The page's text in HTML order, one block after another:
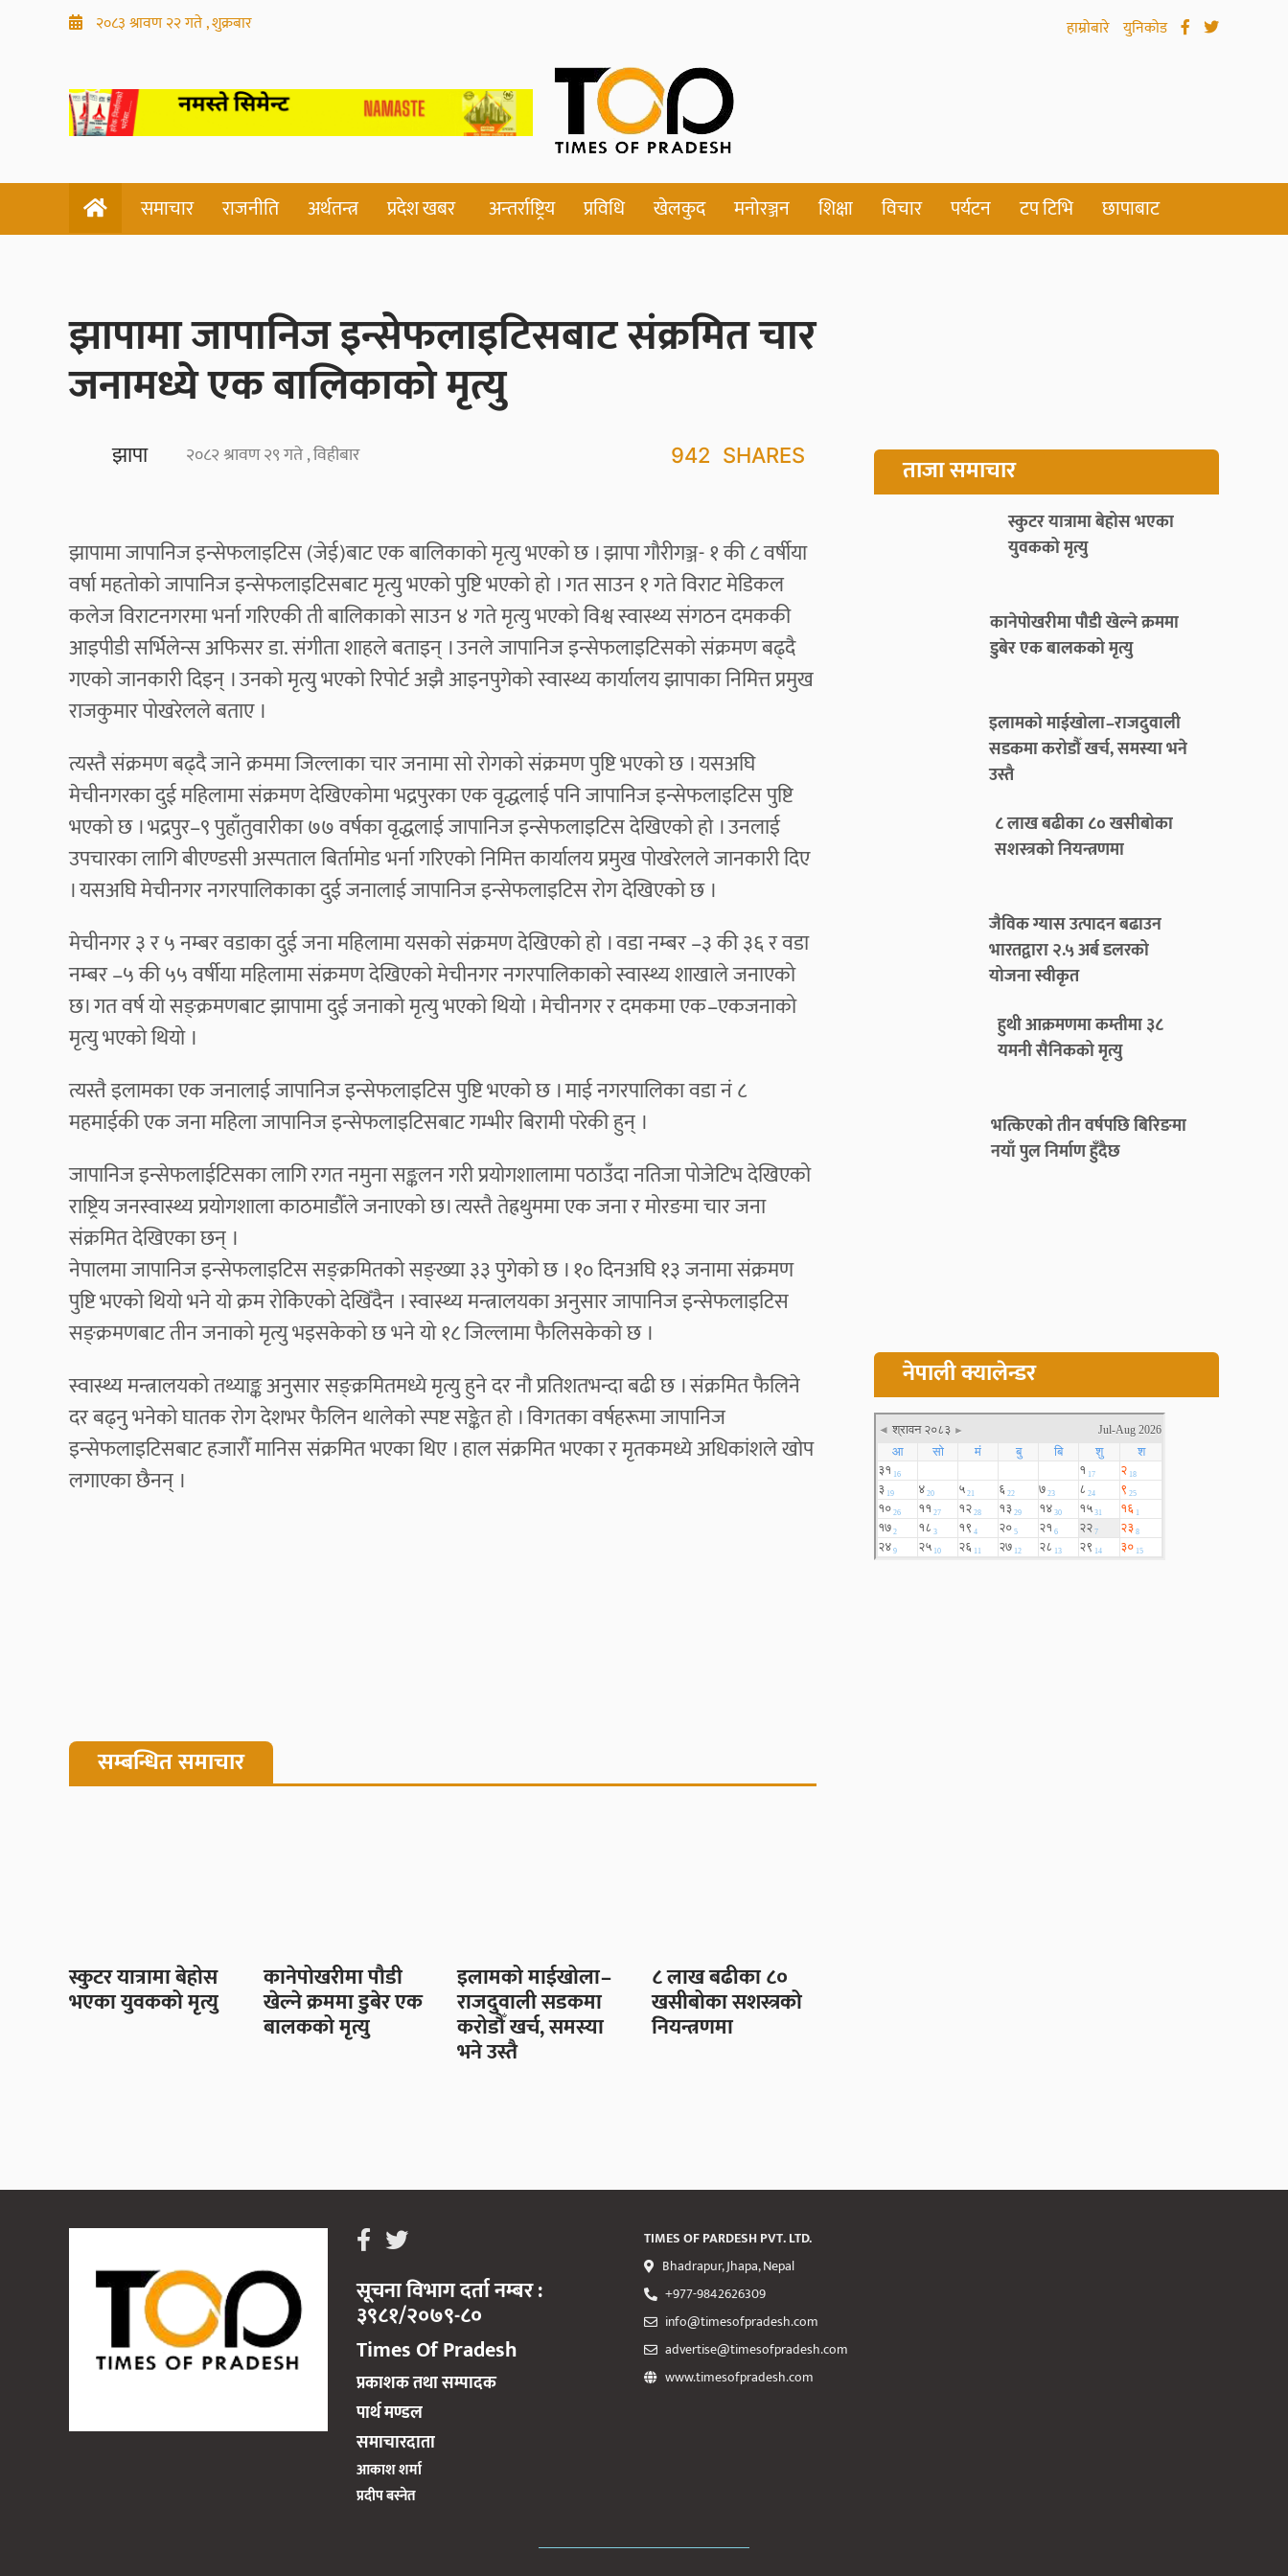
२०८३ श्रावण २२ गते , शुक्रबार हाम्रोबारे युनिकोड
समाचार राजनीति अर्थतन्त्र प्रदेश खबर अन्तर्राष्ट्रिय प्रविधि खेलकुद मनोरञ्जन शिक्षा विचार पर्यटन टप टिभि छापाबाट
झापामा जापानिज इन्सेफलाइटिसबाट संक्रमित चार
जनामध्ये एक बालिकाको मृत्यु
झापा २०८२ श्रावण २९ गते , विहीबार 942 SHARES
झापामा जापानिज इन्सेफलाइटिस (जेई)बाट एक बालिकाको मृत्यु भएको छ । झापा गौरीगञ्ज- १ की ८ वर्षीया
वर्षा महतोको जापानिज इन्सेफलाइटिसबाट मृत्यु भएको पुष्टि भएको हो । गत साउन १ गते विराट मेडिकल
कलेज विराटनगरमा भर्ना गरिएकी ती बालिकाको साउन ४ गते मृत्यु भएको विश्व स्वास्थ्य संगठन दमककी
आइपीडी सर्भिलेन्स अफिसर डा. संगीता शाहले बताइन् । उनले जापानिज इन्सेफलाइटिसको संक्रमण बढ्दै
गएको जानकारी दिइन् । उनको मृत्यु भएको रिपोर्ट अझै आइनपुगेको स्वास्थ्य कार्यालय झापाका निमित्त प्रमुख
राजकुमार पोखरेलले बताए ।
त्यस्तै संक्रमण बढ्दै जाने क्रममा जिल्लाका चार जनामा सो रोगको संक्रमण पुष्टि भएको छ । यसअघि
मेचीनगरका दुई महिलामा संक्रमण देखिएकोमा भद्रपुरका एक वृद्धलाई पनि जापानिज इन्सेफलाइटिस पुष्टि
भएको छ । भद्रपुर–९ पुहाँतुवारीका ७७ वर्षका वृद्धलाई जापानिज इन्सेफलाइटिस देखिएको हो । उनलाई
उपचारका लागि बीएण्डसी अस्पताल बिर्तामोड भर्ना गरिएको निमित्त कार्यालय प्रमुख पोखरेलले जानकारी दिए
। यसअघि मेचीनगर नगरपालिकाका दुई जनालाई जापानिज इन्सेफलाइटिस रोग देखिएको छ ।
मेचीनगर ३ र ५ नम्बर वडाका दुई जना महिलामा यसको संक्रमण देखिएको हो । वडा नम्बर –३ की ३६ र वडा
नम्बर –५ की ५५ वर्षीया महिलामा संक्रमण देखिएको मेचीनगर नगरपालिकाको स्वास्थ्य शाखाले जनाएको
छ। गत वर्ष यो सङ्क्रमणबाट झापामा दुई जनाको मृत्यु भएको थियो । मेचीनगर र दमकमा एक–एकजनाको
मृत्यु भएको थियो ।
त्यस्तै इलामका एक जनालाई जापानिज इन्सेफलाइटिस पुष्टि भएको छ । माई नगरपालिका वडा नं ८
महमाईकी एक जना महिला जापानिज इन्सेफलाइटिसबाट गम्भीर बिरामी परेकी हुन् ।
जापानिज इन्सेफलाईटिसका लागि रगत नमुना सङ्कलन गरी प्रयोगशालामा पठाउँदा नतिजा पोजेटिभ देखिएको
राष्ट्रिय जनस्वास्थ्य प्रयोगशाला काठमाडौँले जनाएको छ। त्यस्तै तेह्रथुममा एक जना र मोरङमा चार जना
संक्रमित देखिएका छन् ।
नेपालमा जापानिज इन्सेफलाइटिस सङ्क्रमितको सङ्ख्या ३३ पुगेको छ । १० दिनअघि १३ जनामा संक्रमण
पुष्टि भएको थियो भने यो क्रम रोकिएको देखिँदैन । स्वास्थ्य मन्त्रालयका अनुसार जापानिज इन्सेफलाइटिस
सङ्क्रमणबाट तीन जनाको मृत्यु भइसकेको छ भने यो १८ जिल्लामा फैलिसकेको छ ।
स्वास्थ्य मन्त्रालयको तथ्याङ्क अनुसार सङ्क्रमितमध्ये मृत्यु हुने दर नौ प्रतिशतभन्दा बढी छ । संक्रमित फैलिने
दर बढ्नु भनेको घातक रोग देशभर फैलिन थालेको स्पष्ट सङ्केत हो । विगतका वर्षहरूमा जापानिज
इन्सेफलाइटिसबाट हजारौँ मानिस संक्रमित भएका थिए । हाल संक्रमित भएका र मृतकमध्ये अधिकांशले खोप
लगाएका छैनन् ।
सम्बन्धित समाचार
स्कुटर यात्रामा बेहोस
भएका युवकको मृत्यु
कानेपोखरीमा पौडी
खेल्ने क्रममा डुबेर एक
बालकको मृत्यु
इलामको माईखोला–
राजदुवाली सडकमा
करोडौँ खर्च, समस्या
भने उस्तै
८ लाख बढीका ८०
खसीबोका सशस्त्रको
नियन्त्रणमा
ताजा समाचार
स्कुटर यात्रामा बेहोस भएका
युवकको मृत्यु
कानेपोखरीमा पौडी खेल्ने क्रममा
डुबेर एक बालकको मृत्यु
इलामको माईखोला–राजदुवाली
सडकमा करोडौँ खर्च, समस्या भने
उस्तै
८ लाख बढीका ८० खसीबोका
सशस्त्रको नियन्त्रणमा
जैविक ग्यास उत्पादन बढाउन
भारतद्वारा २.५ अर्ब डलरको
योजना स्वीकृत
हुथी आक्रमणमा कम्तीमा ३८
यमनी सैनिकको मृत्यु
भत्किएको तीन वर्षपछि बिरिङमा
नयाँ पुल निर्माण हुँदैछ
नेपाली क्यालेन्डर
सूचना विभाग दर्ता नम्बर :
३९८१/२०७९-८०
Times Of Pradesh
प्रकाशक तथा सम्पादक
पार्थ मण्डल
समाचारदाता
आकाश शर्मा
प्रदीप बस्नेत
TIMES OF PARDESH PVT. LTD.
Bhadrapur, Jhapa, Nepal
+977-9842626309
info@timesofpradesh.com
advertise@timesofpradesh.com
www.timesofpradesh.com